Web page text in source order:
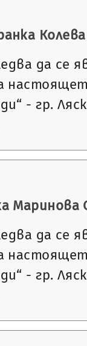
да се
- гр.
Маринова
да се
- гр.